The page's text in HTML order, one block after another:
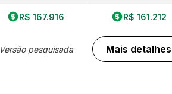
R$ 167.916
Versão pesquisada
R$ 161.212
Mais detalhes